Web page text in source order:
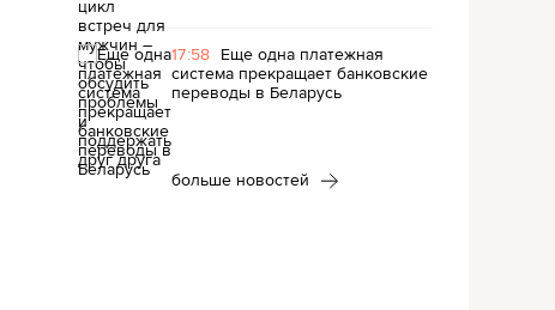
17:58 Еще одна платежная
система прекращает банковские
переводы в Беларусь
больше новостей